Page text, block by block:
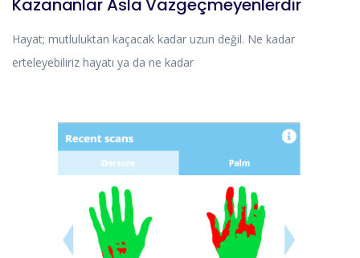
Kazananlar Asla Vazgeçmeyenlerdir
Hayat; mutluluktan kaçacak kadar uzun değil. Ne kadar
erteleyebiliriz hayatı ya da ne kadar